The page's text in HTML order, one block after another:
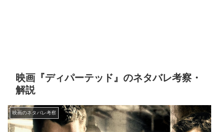
映画『ディパーテッド』のネタバレ考察・
解説
映画のネタバレ考察